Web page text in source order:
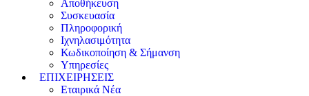
Αποθήκευση
Συσκευασία
Πληροφορική
Ιχνηλασιμότητα
Κωδικοποίηση & Σήμανση
Υπηρεσίες
ΕΠΙΧΕΙΡΗΣΕΙΣ
Εταιρικά Νέα